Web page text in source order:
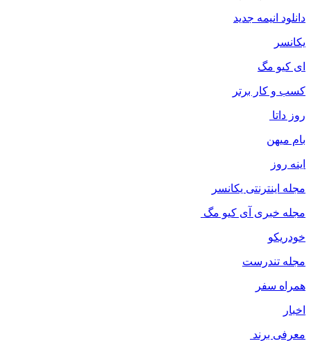
دانلود انیمه جدید
یکانسر
ای کیو مگ
کسب و کار برتر
روز داتا
بام میهن
اینه روز
مجله اینترنتی یکانسر
مجله خبری آی کیو مگ
خودریکو
مجله‌ تندرست
همراه سفر
اخبار
معرفی برند